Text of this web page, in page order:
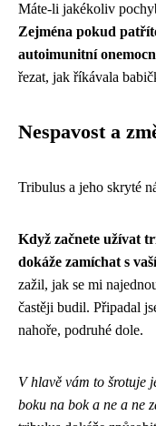
Máte-li jakékoliv
Zejména pokud
autoimunitní
řezat, jak říkávala
Nespavost a
Tribulus a jeho skryté
Když začnete užívat
dokáže zamíchat s
zažil, jak se mi
častěji budil. Připadal
nahoře, podruhé dole.
V hlavě vám to šrotuje
boku na bok a ne a ne